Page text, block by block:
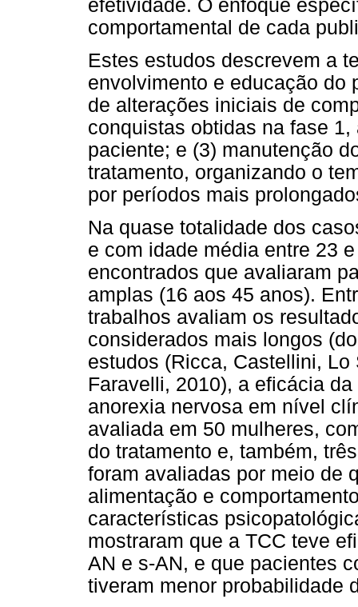
efetividade. O enfoque
comportamental de cada
Estes estudos descrevem a
envolvimento e educação do
de alterações iniciais de
conquistas obtidas na fase
paciente; e (3) manutenção
tratamento, organizando o
por períodos mais
Na quase totalidade dos
e com idade média entre 23
encontrados que avaliaram
amplas (16 aos 45 anos).
trabalhos avaliam os
considerados mais longos
estudos (Ricca, Castellini,
Faravelli, 2010), a eficácia
anorexia nervosa em nível
avaliada em 50 mulheres,
do tratamento e, também,
foram avaliadas por meio de
alimentação e
características
mostraram que a TCC teve
AN e s-AN, e que pacientes
tiveram menor probabilidade